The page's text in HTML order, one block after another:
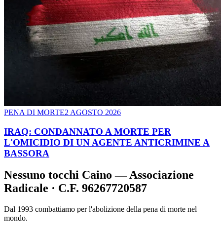
PENA DI MORTE2 AGOSTO 2026
IRAQ: CONDANNATO A MORTE PER
L'OMICIDIO DI UN AGENTE ANTICRIMINE A
BASSORA
Nessuno tocchi Caino — Associazione
Radicale · C.F. 96267720587
Dal 1993 combattiamo per l'abolizione della pena di morte nel
mondo.